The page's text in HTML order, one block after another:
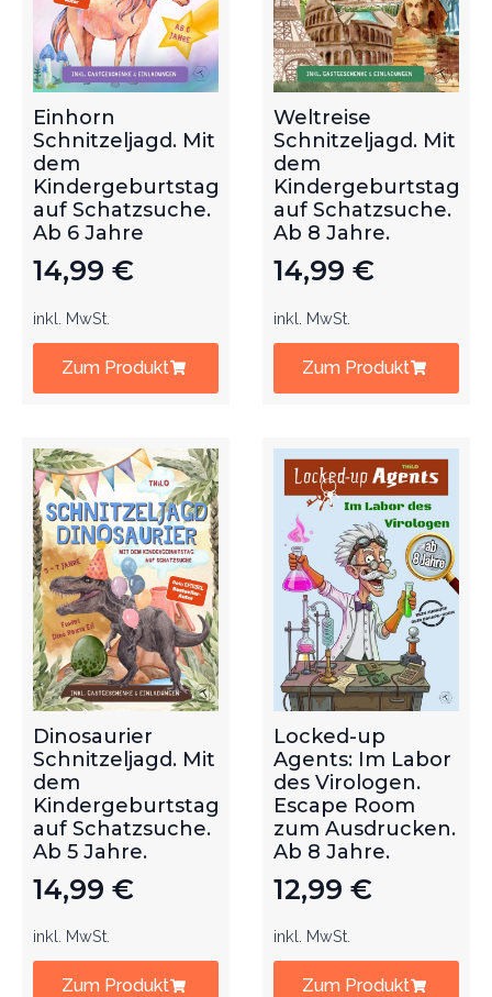
Einhorn
Schnitzeljagd. Mit
dem
Kindergeburtstag
auf Schatzsuche.
Ab 6 Jahre
14,99 €
inkl. MwSt.
Zum Produkt
Weltreise
Schnitzeljagd. Mit
dem
Kindergeburtstag
auf Schatzsuche.
Ab 8 Jahre.
14,99 €
inkl. MwSt.
Zum Produkt
Dinosaurier
Schnitzeljagd. Mit
dem
Kindergeburtstag
auf Schatzsuche.
Ab 5 Jahre.
14,99 €
inkl. MwSt.
Zum Produkt
Locked-up
Agents: Im Labor
des Virologen.
Escape Room
zum Ausdrucken.
Ab 8 Jahre.
12,99 €
inkl. MwSt.
Zum Produkt